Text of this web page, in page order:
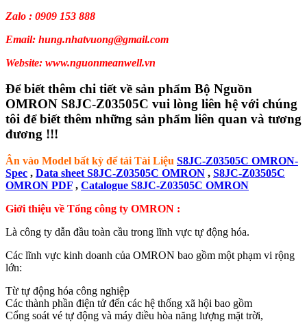
Zalo : 0909 153 888
Email: hung.nhatvuong@gmail.com
Website: www.nguonmeanwell.vn
Để biết thêm chi tiết về sản phẩm Bộ Nguồn
OMRON S8JC-Z03505C vui lòng liên hệ với chúng
tôi để biết thêm những sản phẩm liên quan và tương
đương !!!
Ân vào Model bất kỳ để tải Tài Liệu S8JC-Z03505C OMRON-
Spec , Data sheet S8JC-Z03505C OMRON , S8JC-Z03505C
OMRON PDF , Catalogue S8JC-Z03505C OMRON
Giới thiệu về Tổng công ty OMRON :
Là công ty dẫn đầu toàn cầu trong lĩnh vực tự động hóa.
Các lĩnh vực kinh doanh của OMRON bao gồm một phạm vi rộng
lớn:
Từ tự động hóa công nghiệp
Các thành phần điện tử đến các hệ thống xã hội bao gồm
Cổng soát vé tự động và máy điều hòa năng lượng mặt trời,